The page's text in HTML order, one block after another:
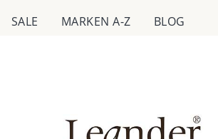
SALE MARKEN A-Z BLOG